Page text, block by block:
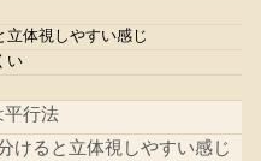
体視しやすい感じ
い
平行法
けると立体視しやすい感じ